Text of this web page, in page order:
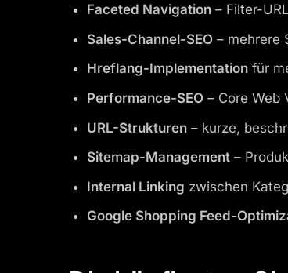
Faceted Navigation – Filter-
Sales-Channel-SEO – mehrere
Hreflang-Implementation für
Performance-SEO – Core Web
URL-Strukturen – kurze,
Sitemap-Management –
Internal Linking zwischen
Google Shopping Feed-